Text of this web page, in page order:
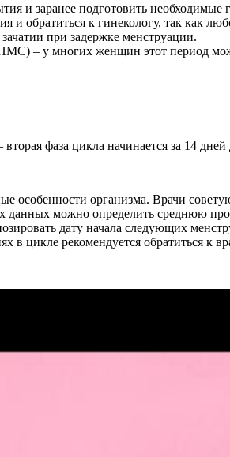
и заранее подготовить необходимые
и обратиться к гинекологу, так как
при задержке менструации.
– у многих женщин этот период
фаза цикла начинается за 14
особенности организма. Врачи
данных можно определить среднюю
дату начала следующих
цикле рекомендуется обратиться к